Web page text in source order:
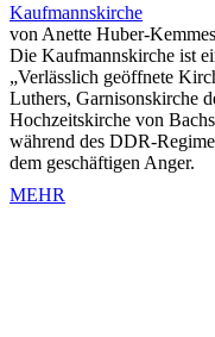
Kaufmannskirche
von Anette Huber-
Die Kaufmannskirche ist
„Verlässlich geöffnete
Luthers, Garnisonskirche
Hochzeitskirche von
während des DDR-
dem geschäftigen Anger.
MEHR